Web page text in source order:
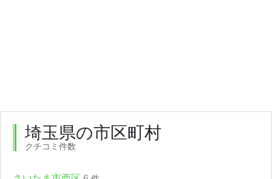
埼玉県の市区町村
クチコミ件数